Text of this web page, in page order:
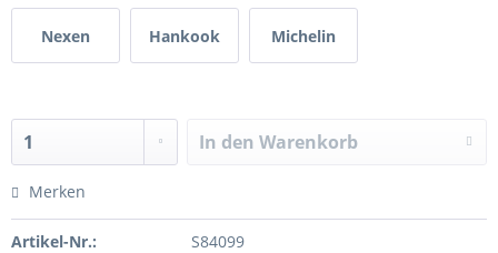
Nexen Hankook Michelin
In den Warenkorb
Merken
Artikel-Nr.: S84099